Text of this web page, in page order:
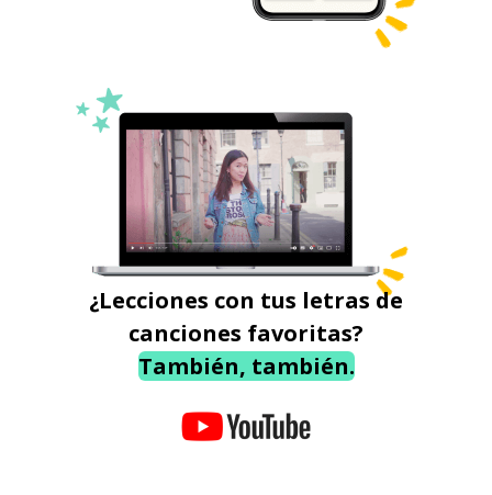
¿Lecciones con tus letras de
canciones favoritas?
También, también.